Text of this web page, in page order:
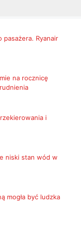
Ryanair
na rocznicę
i
niski stan wód w
mogła być ludzka